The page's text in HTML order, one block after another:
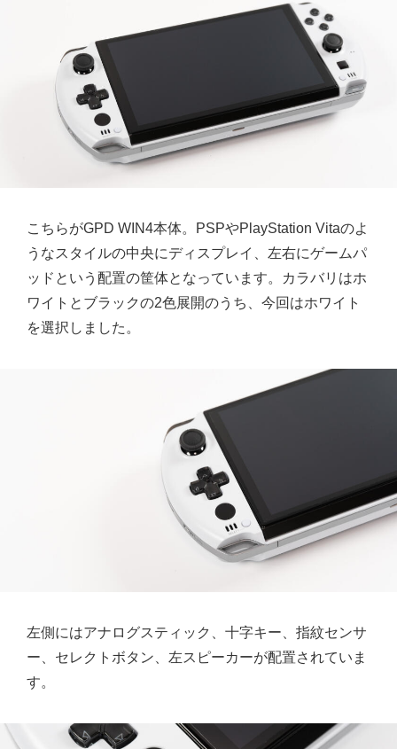
こちらがGPD WIN4本体。PSPやPlayStation Vitaのよ
うなスタイルの中央にディスプレイ、左右にゲームパ
ッドという配置の筐体となっています。カラバリはホ
ワイトとブラックの2色展開のうち、今回はホワイト
を選択しました。
左側にはアナログスティック、十字キー、指紋センサ
ー、セレクトボタン、左スピーカーが配置されていま
す。